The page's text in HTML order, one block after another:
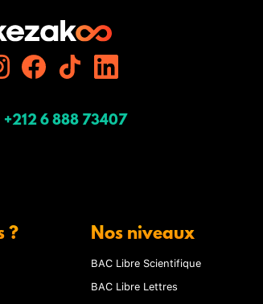
+212 6 888 73407
? Nos niveaux
BAC Libre Scientifique
BAC Libre Lettres